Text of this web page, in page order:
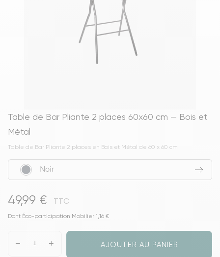
Table de Bar Pliante 2 places 60x60 cm — Bois et
Métal
Table de Bar Pliante 2 places en Bois et Métal de 60 x 60 cm
Noir
49,99 € TTC
Dont Éco-participation Mobilier 1,16 €
AJOUTER AU PANIER